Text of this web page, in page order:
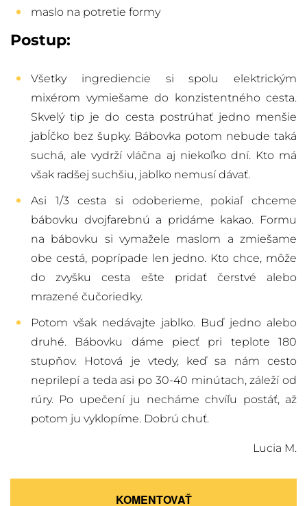
maslo na potretie formy
Postup:
Všetky ingrediencie si spolu elektrickým
mixérom vymiešame do konzistentného cesta.
Skvelý tip je do cesta postrúhať jedno menšie
jabĺčko bez šupky. Bábovka potom nebude taká
suchá, ale vydrží vláčna aj niekoľko dní. Kto má
však radšej suchšiu, jablko nemusí dávať.
Asi 1/3 cesta si odoberieme, pokiaľ chceme
bábovku dvojfarebnú a pridáme kakao. Formu
na bábovku si vymažele maslom a zmiešame
obe cestá, poprípade len jedno. Kto chce, môže
do zvyšku cesta ešte pridať čerstvé alebo
mrazené čučoriedky.
Potom však nedávajte jablko. Buď jedno alebo
druhé. Bábovku dáme piecť pri teplote 180
stupňov. Hotová je vtedy, keď sa nám cesto
neprilepí a teda asi po 30-40 minútach, záleží od
rúry. Po upečení ju necháme chvíľu postáť, až
potom ju vyklopíme. Dobrú chuť.
Lucia M.
KOMENTOVAŤ